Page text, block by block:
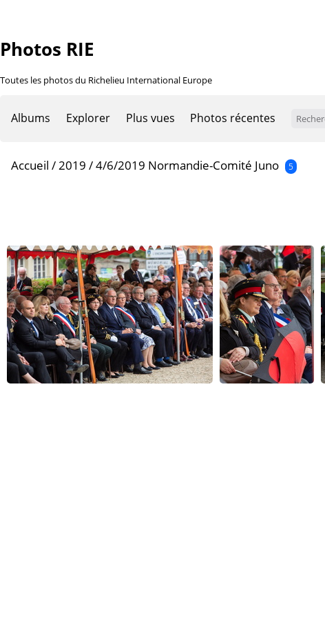
Photos RIE
Toutes les photos du Richelieu International Europe
Albums Explorer Plus vues Photos récentes
Accueil /2019 /4/6/2019 Normandie-Comité Juno 5